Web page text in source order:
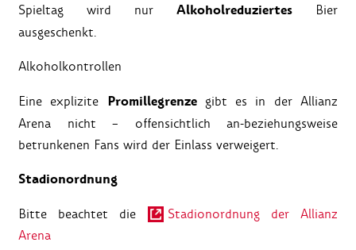
Spieltag wird nur Alkoholreduziertes Bier
ausgeschenkt.
Alkoholkontrollen
Eine explizite Promillegrenze gibt es in der Allianz
Arena nicht – offensichtlich an-beziehungsweise
betrunkenen Fans wird der Einlass verweigert.
Stadionordnung
Bitte beachtet die
Stadionordnung der Allianz
Arena